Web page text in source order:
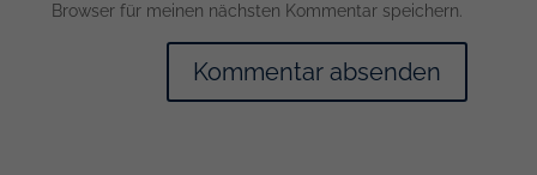
Browser für meinen nächsten Kommentar speichern.